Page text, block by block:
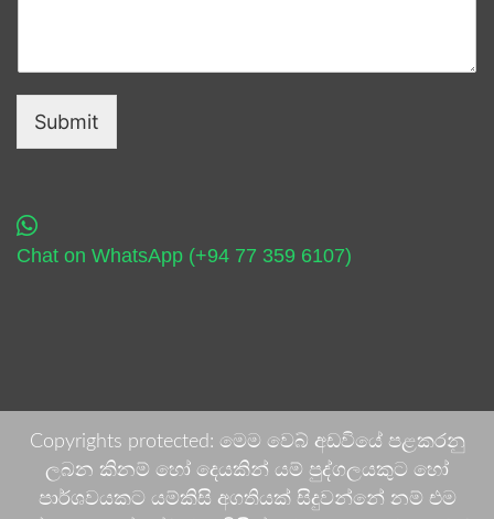
Submit
Chat on WhatsApp (+94 77 359 6107)
Copyrights protected: මෙම වෙබ් අඩවියේ පළකරනු
ලබන කිනම් හෝ දෙයකින් යම් පුද්ගලයකුට හෝ
පාර්ශවයකට යම්කිසි අගතියක් සිදුවන්නේ නම් එම